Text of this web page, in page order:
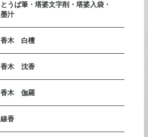
経木筆（木札専用筆）
納経筆(納経帳専用）
面相筆
とうば筆・塔婆文字削・塔婆入袋・
墨汁
とうば筆
塔婆文字削り
塔婆入れ袋
塔婆・経木・木面専用墨液
香木 白檀
白檀・刻み
白檀・切葉
白檀・角割（分割）
白檀・塗香入
白檀・香合
白檀・腕輪（念珠）
白檀木・彫刻
入浴剤 カッコウ・白檀
白檀の香りの消毒液
香木 沈香
沈香・刻み（粉末）
沈香・爪 割 笹
沈香・原木
沈香・香合
沈香・香炉
沈香・ストラップ
沈香・腕輪
沈香・芴
沈香・彫刻
香木 伽羅
伽羅・刻み
伽羅・小割/細割
伽羅・角割（分割）
伽羅・原木
伽羅・ストラップ
線香